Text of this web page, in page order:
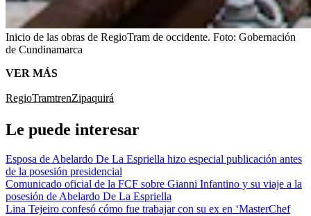
Inicio de las obras de RegioTram de occidente. Foto: Gobernación
de Cundinamarca
VER MÁS
RegioTramtrenZipaquirá
Le puede interesar
Esposa de Abelardo De La Espriella hizo especial publicación antes
de la posesión presidencial
Comunicado oficial de la FCF sobre Gianni Infantino y su viaje a la
posesión de Abelardo De La Espriella
Lina Tejeiro confesó cómo fue trabajar con su ex en ‘MasterChef